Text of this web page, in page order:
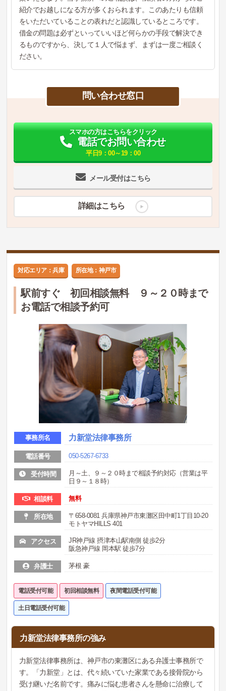
紹介でお越しになる方が多くおられます。このあたりも信頼
をいただいていることの表れだと認識しているところです。
借金の問題は必ずといっていいほど何らかの手段で解決でき
るものですから、決して１人で悩まず、まずは一度ご相談く
ださい。
問い合わせ窓口
メール受付はこちら
スマホの方はこちらをクリック
電話でお問い合わせ
平日9：00～19：00
詳細はこちら
対応エリア：兵庫 所在地：神戸市
駅前すぐ 初回相談無料 ９～２０時まで
お電話で相談予約可
事務所名 力新堂法律事務所
電話番号 050-5267-6733
受付時間
月～土、９～２０時まで相談予約対応（営業は平
日９～１８時）
相談料 無料
所在地
〒658-0081 兵庫県神戸市東灘区田中町1丁目10-20
モトヤマHILLS 401
アクセス
JR神戸線 摂津本山駅南側 徒歩2分
阪急神戸線 岡本駅 徒歩7分
弁護士 茅根 豪
電話受付可能 初回相談無料 夜間電話受付可能
土日電話受付可能
力新堂法律事務所の強み
力新堂法律事務所は、神戸市の東灘区にある弁護士事務所で
す。「力新堂」とは、代々続いていた家業である接骨院から
受け継いだ名前です。痛みに悩む患者さんを懸命に治療して